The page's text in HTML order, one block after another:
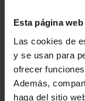
Esta página
Las cookies de
y se usan para
ofrecer
Además,
haga del sitio
últimas noticias y
Email
He leído y acepto